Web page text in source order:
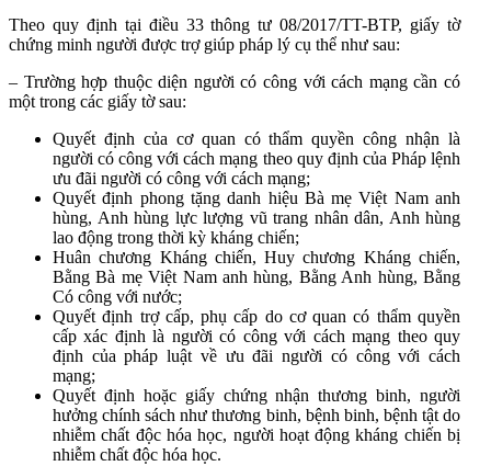
Theo quy định tại điều 33 thông tư 08/2017/TT-BTP, giấy tờ
chứng minh người được trợ giúp pháp lý cụ thể như sau:
– Trường hợp thuộc diện người có công với cách mạng cần có
một trong các giấy tờ sau:
Quyết định của cơ quan có thẩm quyền công nhận là
người có công với cách mạng theo quy định của Pháp lệnh
ưu đãi người có công với cách mạng;
Quyết định phong tặng danh hiệu Bà mẹ Việt Nam anh
hùng, Anh hùng lực lượng vũ trang nhân dân, Anh hùng
lao động trong thời kỳ kháng chiến;
Huân chương Kháng chiến, Huy chương Kháng chiến,
Bằng Bà mẹ Việt Nam anh hùng, Bằng Anh hùng, Bằng
Có công với nước;
Quyết định trợ cấp, phụ cấp do cơ quan có thẩm quyền
cấp xác định là người có công với cách mạng theo quy
định của pháp luật về ưu đãi người có công với cách
mạng;
Quyết định hoặc giấy chứng nhận thương binh, người
hưởng chính sách như thương binh, bệnh binh, bệnh tật do
nhiễm chất độc hóa học, người hoạt động kháng chiến bị
nhiễm chất độc hóa học.